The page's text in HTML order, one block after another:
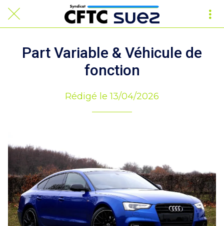
Part Variable & Véhicule de
fonction
Rédigé le 13/04/2026